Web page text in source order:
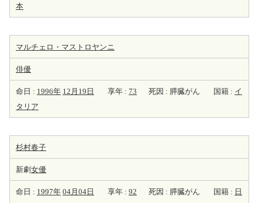
本
マルチェロ・マストロヤンニ
俳優
命日 : 1996年 12月19日 享年 : 73 死因 : 膵臓がん 国籍 : イ
タリア
杉村春子
新劇 女優
命日 : 1997年 04月04日 享年 : 92 死因 : 膵臓がん 国籍 : 日